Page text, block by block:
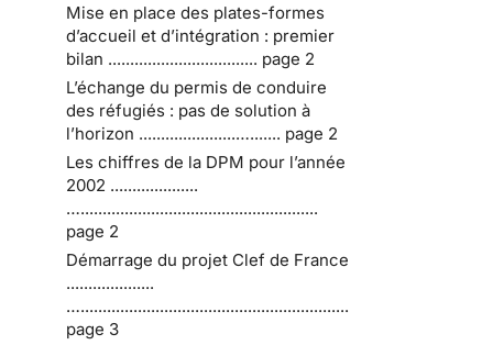
Mise en place des plates-formes
d’accueil et d’intégration : premier
bilan .................................. page 2
L’échange du permis de conduire
des réfugiés : pas de solution à
l’horizon ......................…....... page 2
Les chiffres de la DPM pour l’année
2002 ....................
…......................................................
page 2
Démarrage du projet Clef de France
....................
….............................................................
page 3